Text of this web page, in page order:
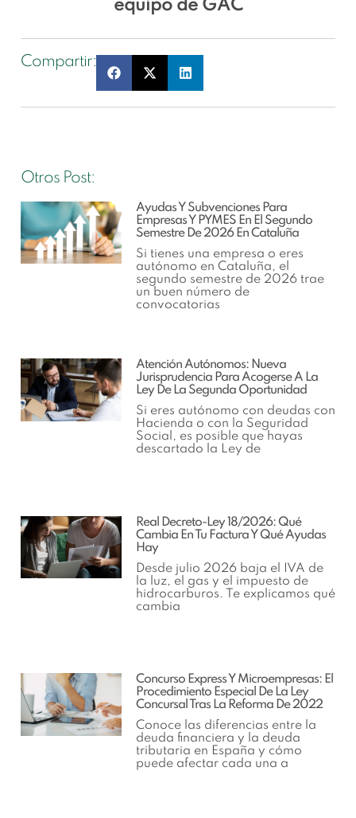
equipo de GAC
Compartir:
Otros Post:
Ayudas Y Subvenciones Para
Empresas Y PYMES En El Segundo
Semestre De 2026 En Cataluña
Si tienes una empresa o eres
autónomo en Cataluña, el
segundo semestre de 2026 trae
un buen número de
convocatorias
Atención Autónomos: Nueva
Jurisprudencia Para Acogerse A La
Ley De La Segunda Oportunidad
Si eres autónomo con deudas con
Hacienda o con la Seguridad
Social, es posible que hayas
descartado la Ley de
Real Decreto-Ley 18/2026: Qué
Cambia En Tu Factura Y Qué Ayudas
Hay
Desde julio 2026 baja el IVA de
la luz, el gas y el impuesto de
hidrocarburos. Te explicamos qué
cambia
Concurso Express Y Microempresas: El
Procedimiento Especial De La Ley
Concursal Tras La Reforma De 2022
Conoce las diferencias entre la
deuda financiera y la deuda
tributaria en España y cómo
puede afectar cada una a